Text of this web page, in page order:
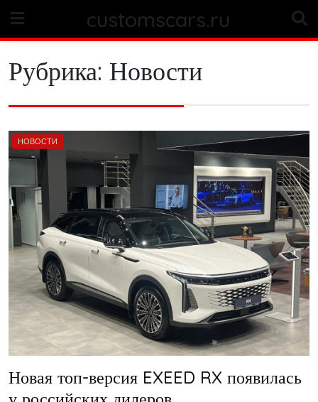
content
customscars.ru
Рубрика: Новости
НОВОСТИ
Новая топ-версия EXEED RX появилась